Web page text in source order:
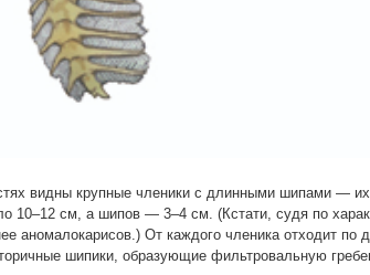
видны крупные членики с длинными шипами —
10–12 см, а шипов — 3–4 см. (Кстати, судя по
аномалокарисов.) От каждого членика отходит
шипики, образующие фильтровальную